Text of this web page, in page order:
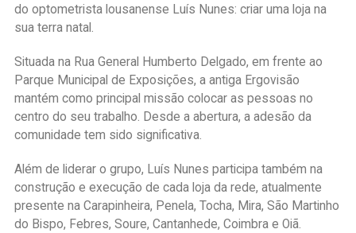
do optometrista lousanense Luís Nunes: criar uma loja na
sua terra natal.
Situada na Rua General Humberto Delgado, em frente ao
Parque Municipal de Exposições, a antiga Ergovisão
mantém como principal missão colocar as pessoas no
centro do seu trabalho. Desde a abertura, a adesão da
comunidade tem sido significativa.
Além de liderar o grupo, Luís Nunes participa também na
construção e execução de cada loja da rede, atualmente
presente na Carapinheira, Penela, Tocha, Mira, São Martinho
do Bispo, Febres, Soure, Cantanhede, Coimbra e Oiã.